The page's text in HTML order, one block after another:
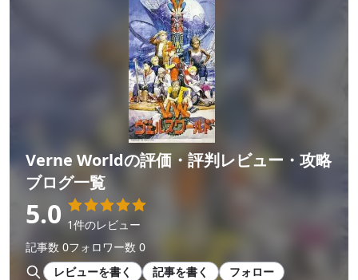
Verne Worldの評価・評判レビュー・攻略
ブログ一覧
5.0 1件のレビュー
記事数 0フォロワー数 0
レビューを書く
記事を書く フォロー